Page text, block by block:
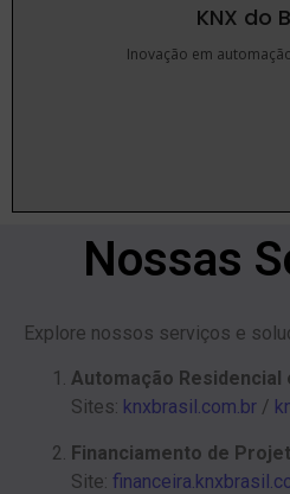
KNX do
Inovação em
Nossas
Explore nossos serviços e
Automação Residencial
Sites: knxbrasil.com.br /
Financiamento de
Site: